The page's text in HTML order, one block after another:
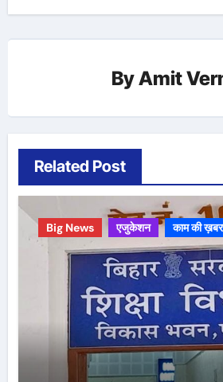
ByAmit
Related Post
Big News एजुकेशन काम की ख़बर